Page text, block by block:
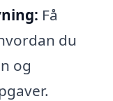
Få
du
og